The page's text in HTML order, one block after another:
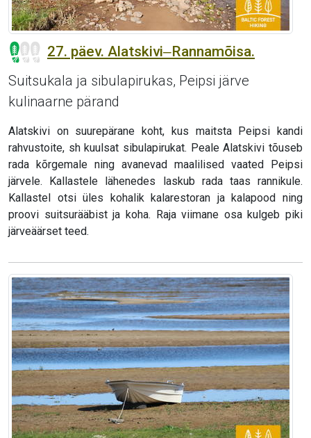
27. päev. Alatskivi‒Rannamõisa.
Suitsukala ja sibulapirukas, Peipsi järve
kulinaarne pärand
Alatskivi on suurepärane koht, kus maitsta Peipsi kandi
rahvustoite, sh kuulsat sibulapirukat. Peale Alatskivi tõuseb
rada kõrgemale ning avanevad maalilised vaated Peipsi
järvele. Kallastele lähenedes laskub rada taas rannikule.
Kallastel otsi üles kohalik kalarestoran ja kalapood ning
proovi suitsurääbist ja koha. Raja viimane osa kulgeb piki
järveäärset teed.